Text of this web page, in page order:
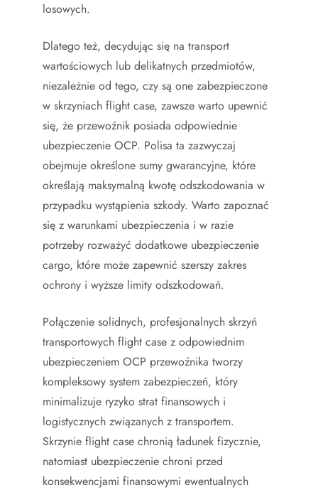
losowych.
Dlatego też, decydując się na transport
wartościowych lub delikatnych przedmiotów,
niezależnie od tego, czy są one zabezpieczone
w skrzyniach flight case, zawsze warto upewnić
się, że przewoźnik posiada odpowiednie
ubezpieczenie OCP. Polisa ta zazwyczaj
obejmuje określone sumy gwarancyjne, które
określają maksymalną kwotę odszkodowania w
przypadku wystąpienia szkody. Warto zapoznać
się z warunkami ubezpieczenia i w razie
potrzeby rozważyć dodatkowe ubezpieczenie
cargo, które może zapewnić szerszy zakres
ochrony i wyższe limity odszkodowań.
Połączenie solidnych, profesjonalnych skrzyń
transportowych flight case z odpowiednim
ubezpieczeniem OCP przewoźnika tworzy
kompleksowy system zabezpieczeń, który
minimalizuje ryzyko strat finansowych i
logistycznych związanych z transportem.
Skrzynie flight case chronią ładunek fizycznie,
natomiast ubezpieczenie chroni przed
konsekwencjami finansowymi ewentualnych